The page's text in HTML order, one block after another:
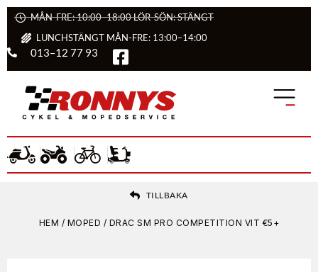
MÅN-FRE: 10:00–18:00 LÖR-SÖN: STÄNGT
LUNCHSTÄNGT MÅN-FRE: 13:00–14:00
013–12 77 93
TILLBAKA
HEM / MOPED / DRAC SM PRO COMPETITION VIT €5+